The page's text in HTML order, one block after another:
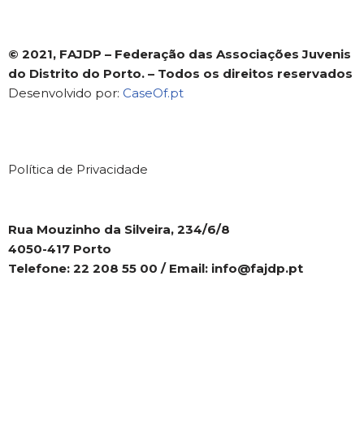
© 2021, FAJDP – Federação das Associações Juvenis
do Distrito do Porto. – Todos os direitos reservados
Desenvolvido por: CaseOf.pt
Política de Privacidade
Rua Mouzinho da Silveira, 234/6/8
4050-417 Porto
Telefone: 22 208 55 00 / Email: info@fajdp.pt